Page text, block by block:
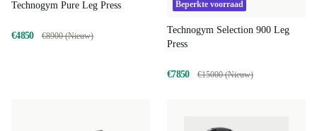
Technogym Pure Leg Press
€4850 €8900 (Nieuw)
Beperkte voorraad
Technogym Selection 900 Leg
Press
€7850 €15000 (Nieuw)